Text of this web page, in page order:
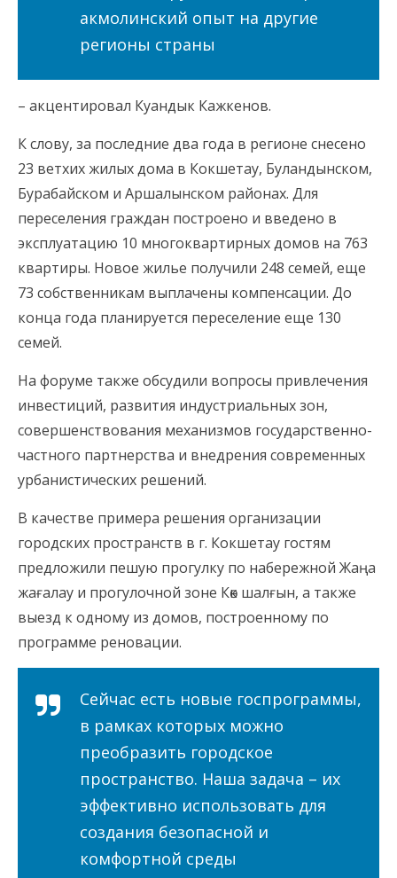
акмолинский опыт на другие
регионы страны
– акцентировал Куандык Кажкенов.
К слову, за последние два года в регионе снесено
23 ветхих жилых дома в Кокшетау, Буландынском,
Бурабайском и Аршалынском районах. Для
переселения граждан построено и введено в
эксплуатацию 10 многоквартирных домов на 763
квартиры. Новое жилье получили 248 семей, еще
73 собственникам выплачены компенсации. До
конца года планируется переселение еще 130
семей.
На форуме также обсудили вопросы привлечения
инвестиций, развития индустриальных зон,
совершенствования механизмов государственно-
частного партнерства и внедрения современных
урбанистических решений.
В качестве примера решения организации
городских пространств в г. Кокшетау гостям
предложили пешую прогулку по набережной Жаңа
жағалау и прогулочной зоне Көк шалғын, а также
выезд к одному из домов, построенному по
программе реновации.
Сейчас есть новые госпрограммы,
в рамках которых можно
преобразить городское
пространство. Наша задача – их
эффективно использовать для
создания безопасной и
комфортной среды